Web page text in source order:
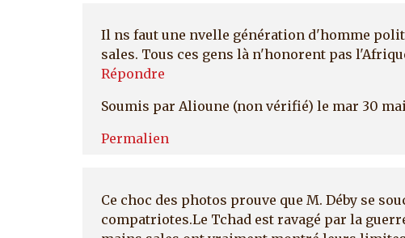
Il ns faut une nvelle génération d'homme
sales. Tous ces gens là n'honorent pas
Répondre
Soumis par Alioune (non vérifié) le mar 30
Permalien
Ce choc des photos prouve que M. Déby se
compatriotes.Le Tchad est ravagé par la